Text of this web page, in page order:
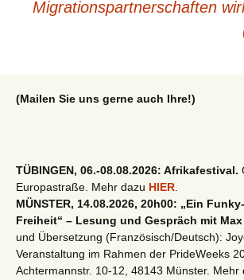
Migrationspartnerschaften
(Mailen Sie uns gerne auch Ihre!)
TÜBINGEN, 06.-08.08.2026: Afrikafestival.
Europastraße. Mehr dazu HIER
MÜNSTER, 14.08.2026, 20h00: „Ein
Freiheit“ – Lesung und Gespräch mit
und Übersetzung (Französisch/Deutsch):
Veranstaltung im Rahmen der PrideWeeks
Achtermannstr. 10-12, 48143 Münster. Mehr